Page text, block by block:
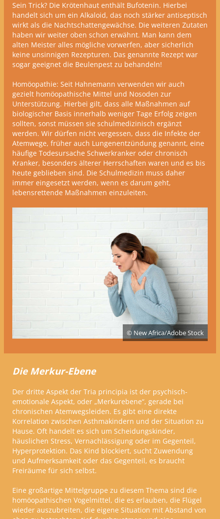
Sein Trick? Die Krötenhaut enthält Bufotenin. Hierbei
handelt sich um ein Alkaloid, das noch stärker antiseptisch
wirkt als die Nachtschattengewächse. Die weiteren Zutaten
haben wir weiter oben schon erwähnt. Man kann dem
alten Meister alles mögliche vorwerfen, aber sicherlich
keine unsinnigen Rezepturen. Das genannte Rezept war
sogar geeignet die Beulenpest zu behandeln!
Homöopathie: Seit Hahnemann verwenden wir auch
gezielt homöopathische Mittel und Nosoden zur
Unterstützung. Hierbei gilt, dass alle Maßnahmen auf
biologischer Basis innerhalb weniger Tage Erfolg zeigen
sollten, sonst müssen sie schulmedizinisch ergänzt
werden. Wir dürfen nicht vergessen, dass die Infekte der
Atemwege, früher auch Lungenentzündung genannt, eine
häufige Todesursache Schwerkranker oder chronisch
Kranker, besonders älterer Herrschaften waren und es bis
heute geblieben sind. Die Schulmedizin muss daher
immer eingesetzt werden, wenn es darum geht,
lebensrettende Maßnahmen einzuleiten.
© New Africa/Adobe Stock
Die Merkur-Ebene
Der dritte Aspekt der Tria principia ist der psychisch-
emotionale Aspekt, oder „Merkurebene“, gerade bei
chronischen Atemwegsleiden. Es gibt eine direkte
Korrelation zwischen Asthmakindern und der Situation zu
Hause. Oft handelt es sich um Scheidungskinder,
häuslichen Stress, Vernachlässigung oder im Gegenteil,
Hyperprotektion. Das Kind blockiert, sucht Zuwendung
und Aufmerksamkeit oder das Gegenteil, es braucht
Freiräume für sich selbst.
Eine großartige Mittelgruppe zu diesem Thema sind die
homöopathischen Vogelmittel, die es erlauben, die Flügel
wieder auszubreiten, die eigene Situation mit Abstand von